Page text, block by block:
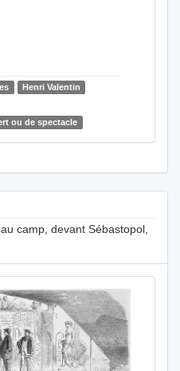
Henri Valentin
ou de spectacle
camp, devant Sébastopol,